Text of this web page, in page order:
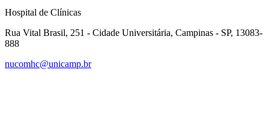
Hospital de Clínicas
Rua Vital Brasil, 251 - Cidade Universitária, Campinas - SP, 13083-
888
nucomhc@unicamp.br